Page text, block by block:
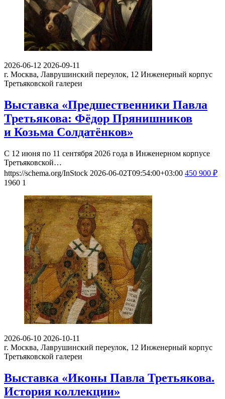
2026-06-12 2026-09-11
г. Москва, Лаврушинский переулок, 12 Инженерный корпус
Третьяковской галереи
Выставка «Предшественники Павла
Третьякова: Фёдор Прянишников
и Козьма Солдатёнков»
С 12 июня по 11 сентября 2026 года в Инженерном корпусе
Третьяковской…
https://schema.org/InStock 2026-06-02T09:54:00+03:00 450 900 ₽
1960 1
2026-06-10 2026-10-11
г. Москва, Лаврушинский переулок, 12 Инженерный корпус
Третьяковской галереи
Выставка «Иконы Павла Третьякова.
История коллекции»